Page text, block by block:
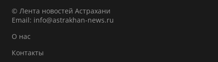
© Лента новостей Астрахани
Email: info@astrakhan-news.ru
О нас
Контакты